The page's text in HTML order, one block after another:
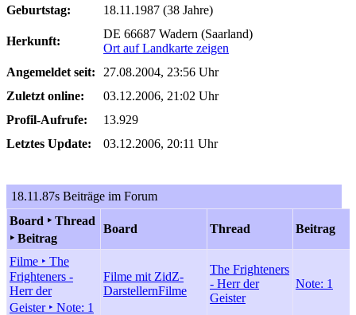
Geburtstag:
18.11.1987 (38 Jahre)
Herkunft:
DE 66687 Wadern (Saarland)
Ort auf Landkarte zeigen
Angemeldet seit:
27.08.2004, 23:56 Uhr
Zuletzt online:
03.12.2006, 21:02 Uhr
Profil-Aufrufe:
13.929
Letztes Update:
03.12.2006, 20:11 Uhr
18.11.87s Beiträge im Forum
Board ‣ Thread
‣ Beitrag
Board Thread Beitrag
Filme ‣ The
Frighteners -
Herr der
Geister ‣ Note: 1
Filme mit ZidZ-
DarstellernFilme
The Frighteners
- Herr der
Geister
Note: 1